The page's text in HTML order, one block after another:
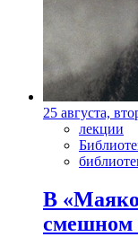
25 августа,
лекции
В
смешном